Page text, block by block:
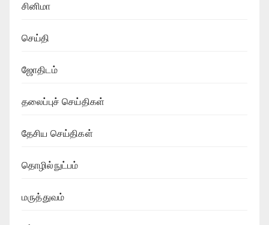
சினிமா
செய்தி
ஜோதிடம்
தலைப்புச் செய்திகள்
தேசிய செய்திகள்
தொழில்நுட்பம்
மருத்துவம்